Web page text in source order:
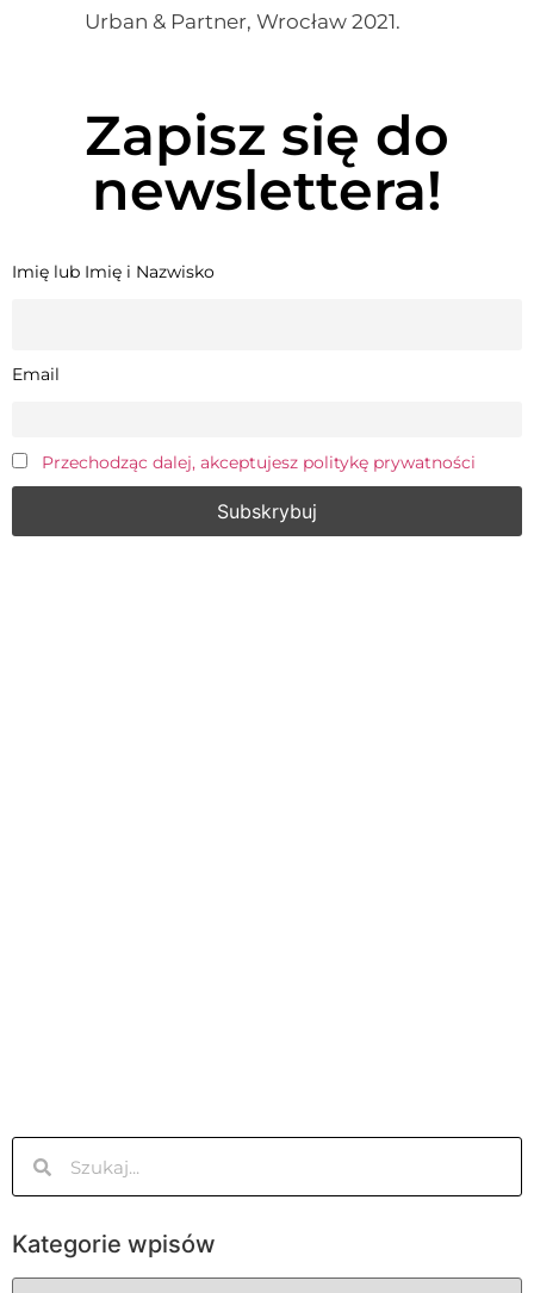
Urban & Partner, Wrocław 2021.
Zapisz się do
newslettera!
Imię lub Imię i Nazwisko
Email
Przechodząc dalej, akceptujesz politykę prywatności
Kategorie wpisów